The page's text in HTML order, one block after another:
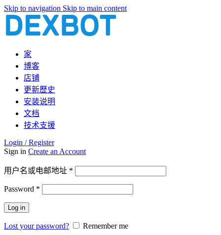
Skip to navigation Skip to main content
家
博客
店铺
更新歷史
安装说明
文档
技术支援
Login / Register
Sign in Create an Account
用户名或电邮地址 *
Password *
Log in
Lost your password? Remember me